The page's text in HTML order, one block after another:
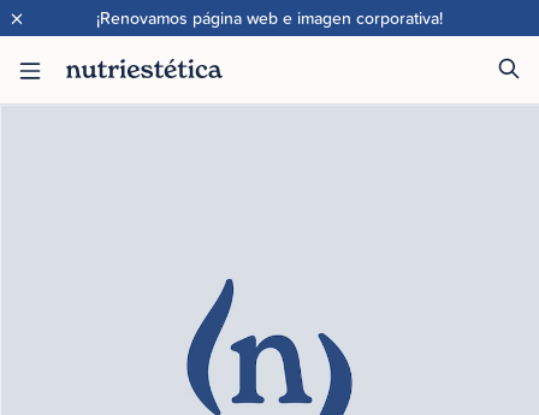
¡Renovamos página web e imagen corporativa!
×